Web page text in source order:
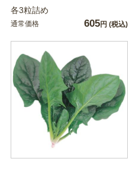
各3粒詰め
通常価格 605円 (税込)